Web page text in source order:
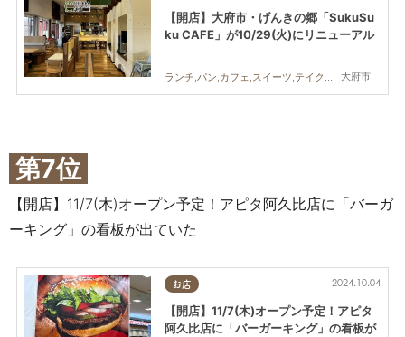
大府市
【開店】大府市・げんきの郷「SukuSu
ku CAFE」が10/29(火)にリニューアル
ランチ,パン,カフェ,スイーツ,テイクアウト,リニューアル
第7位
【開店】11/7(木)オープン予定！アピタ阿久比店に「バーガ
ーキング」の看板が出ていた
お店 2024.10.04
【開店】11/7(木)オープン予定！アピタ
阿久比店に「バーガーキング」の看板が